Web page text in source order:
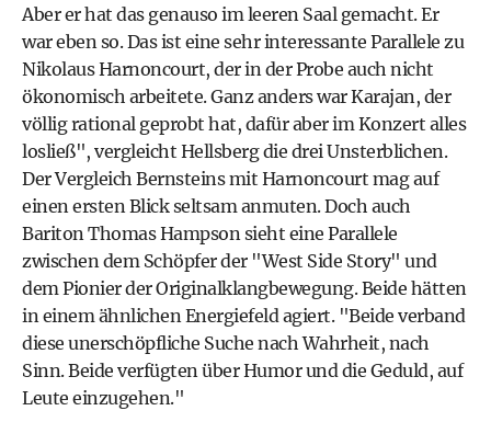
Aber er hat das genauso im leeren Saal gemacht. Er
war eben so. Das ist eine sehr interessante Parallele zu
Nikolaus Harnoncourt, der in der Probe auch nicht
ökonomisch arbeitete. Ganz anders war Karajan, der
völlig rational geprobt hat, dafür aber im Konzert alles
losließ", vergleicht Hellsberg die drei Unsterblichen.
Der Vergleich Bernsteins mit Harnoncourt mag auf
einen ersten Blick seltsam anmuten. Doch auch
Bariton Thomas Hampson sieht eine Parallele
zwischen dem Schöpfer der "West Side Story" und
dem Pionier der Originalklangbewegung. Beide hätten
in einem ähnlichen Energiefeld agiert. "Beide verband
diese unerschöpfliche Suche nach Wahrheit, nach
Sinn. Beide verfügten über Humor und die Geduld, auf
Leute einzugehen."